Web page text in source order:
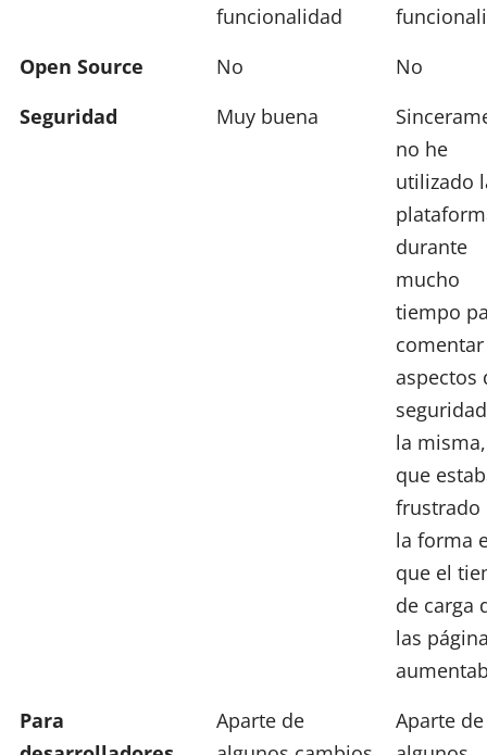
funcionalidad
Open Source
No
No
Seguridad
Muy buena
no he
utilizado
durante
mucho
tiempo
aspectos
la
que
frustrado
la forma
que el
de carga
las
Para
Aparte de
Aparte de